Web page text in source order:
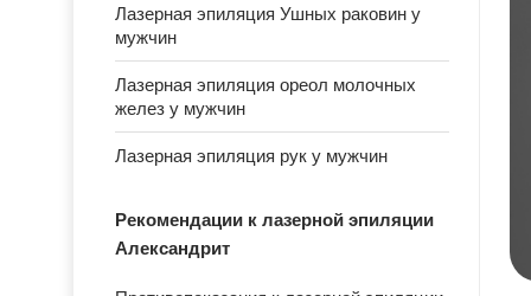
Лазерная эпиляция Ушных раковин у
мужчин
Лазерная эпиляция ореол молочных
желез у мужчин
Лазерная эпиляция рук у мужчин
Рекомендации к лазерной эпиляции
Александрит